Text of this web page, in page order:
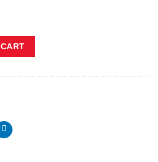
for CP965 quantity